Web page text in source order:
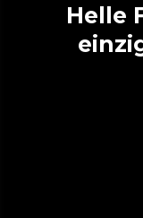
Helle Fenster in einem